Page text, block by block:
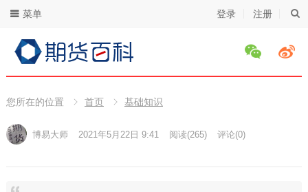
登录 注册
菜单
您所在的位置 首页 基础知识
博易大师 2021年5月22日 9:41 阅读(265) 评论(0)